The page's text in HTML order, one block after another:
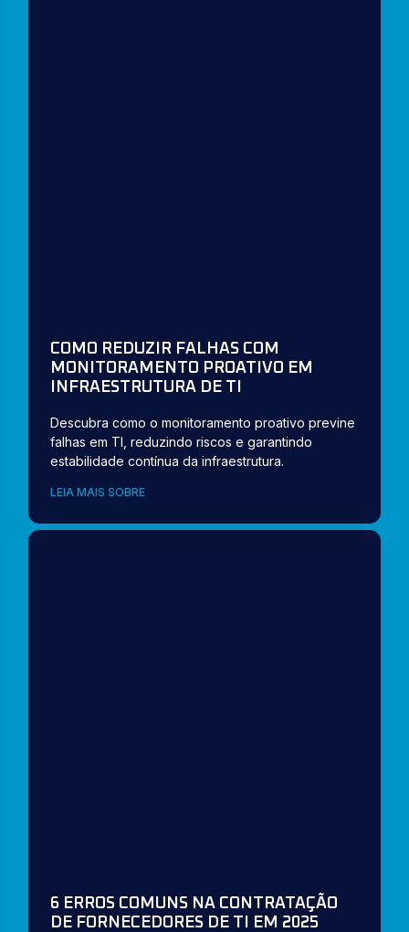
COMO REDUZIR FALHAS COM
MONITORAMENTO PROATIVO EM
INFRAESTRUTURA DE TI
Descubra como o monitoramento proativo previne
falhas em TI, reduzindo riscos e garantindo
estabilidade contínua da infraestrutura.
LEIA MAIS SOBRE
6 ERROS COMUNS NA CONTRATAÇÃO
DE FORNECEDORES DE TI EM 2025